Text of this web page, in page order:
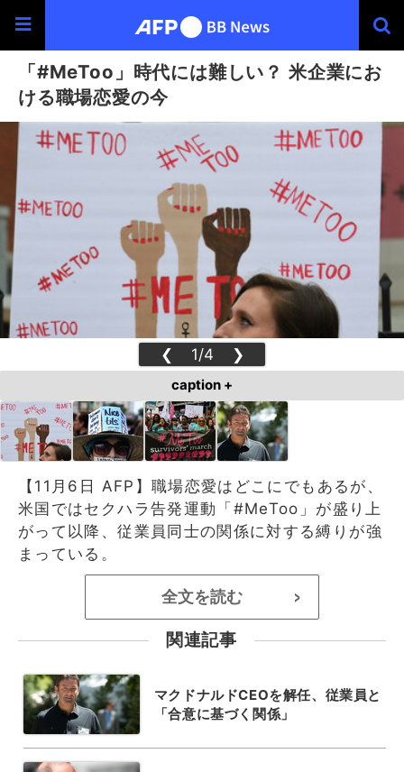
「#MeToo」時代には難しい？ 米企業にお
ける職場恋愛の今
❮ 1/4 ❯
caption +
【11月6日 AFP】職場恋愛はどこにでもあるが、
米国ではセクハラ告発運動「#MeToo」が盛り上
がって以降、従業員同士の関係に対する縛りが強
まっている。
全文を読む >
関連記事
マクドナルドCEOを解任、従業員と
「合意に基づく関係」